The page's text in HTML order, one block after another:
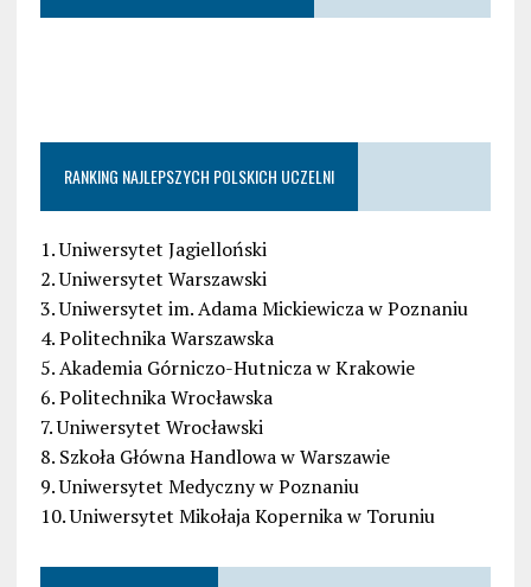
RANKING NAJLEPSZYCH POLSKICH UCZELNI
1. Uniwersytet Jagielloński
2. Uniwersytet Warszawski
3. Uniwersytet im. Adama Mickiewicza w Poznaniu
4. Politechnika Warszawska
5. Akademia Górniczo-Hutnicza w Krakowie
6. Politechnika Wrocławska
7. Uniwersytet Wrocławski
8. Szkoła Główna Handlowa w Warszawie
9. Uniwersytet Medyczny w Poznaniu
10. Uniwersytet Mikołaja Kopernika w Toruniu